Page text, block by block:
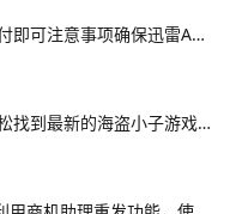
开通超级会员按钮，完成支付即可注意事项确保迅雷APP版本为最新如参考信息中的7620。8、取消手机迅雷会员自动续费可通过迅雷APP内操作完成，步骤如下进入会员中心页面打开手机上的迅雷APP，点击右下角个人中心，再选择会员中心选项此步骤用于定
在我们的下载站，您可以轻松找到最新的海盗小子游戏高速下载，享受安卓游戏冒险解谜带来的无尽乐趣我们提供详细的海盗小子游戏高速下载信息，包括功能介绍用户评价以及官方下载链接 ，让您的下载过程